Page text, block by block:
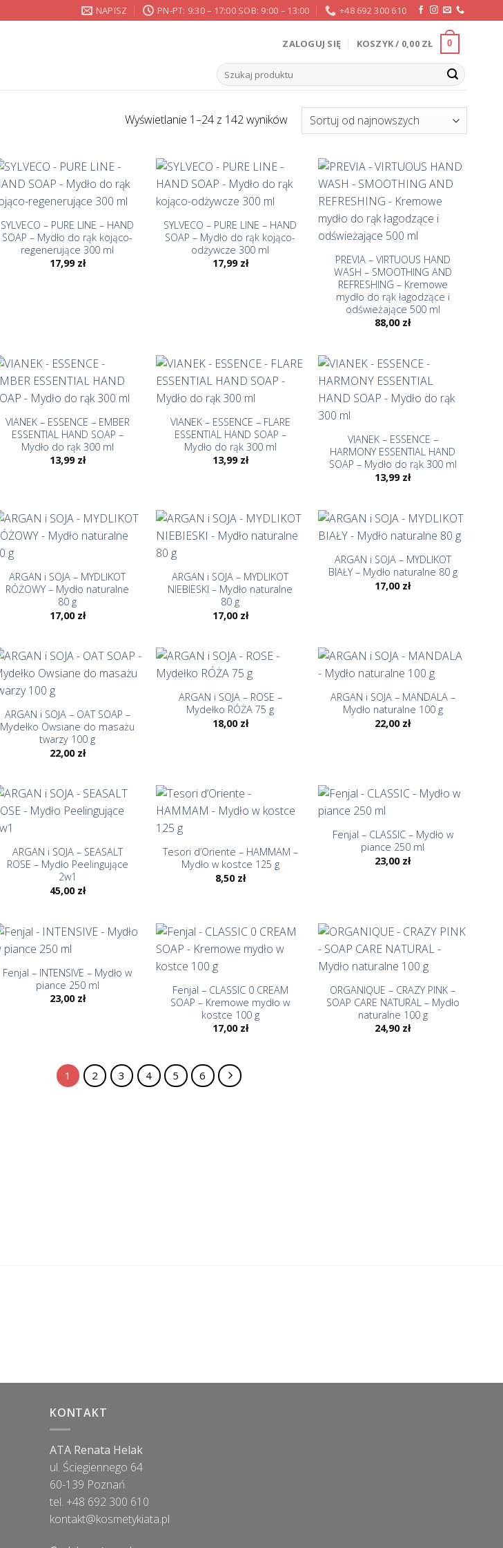
NAPISZ PN-PT: 9:30 – 17:00 SOB: 9:00 – 13:00 +48 692 300 610
ZALOGUJ SIĘ KOSZYK / 0,00 ZŁ 0
Szukaj:
Wyświetlanie 1–24 z 142 wyników
SYLVECO – PURE LINE – HAND
SOAP – Mydło do rąk kojąco-
regenerujące 300 ml
17,99 zł
SYLVECO – PURE LINE – HAND
SOAP – Mydło do rąk kojąco-
odżywcze 300 ml
17,99 zł
+
PREVIA – VIRTUOUS HAND
WASH – SMOOTHING AND
REFRESHING – Kremowe
mydło do rąk łagodzące i
odświeżające 500 ml
88,00 zł
+
VIANEK – ESSENCE – EMBER
ESSENTIAL HAND SOAP –
Mydło do rąk 300 ml
13,99 zł
+
VIANEK – ESSENCE – FLARE
ESSENTIAL HAND SOAP –
Mydło do rąk 300 ml
13,99 zł
+
VIANEK – ESSENCE –
HARMONY ESSENTIAL HAND
SOAP – Mydło do rąk 300 ml
13,99 zł
ARGAN i SOJA – MYDLIKOT
RÓŻOWY – Mydło naturalne
80 g
17,00 zł
ARGAN i SOJA – MYDLIKOT
NIEBIESKI – Mydło naturalne
80 g
17,00 zł
+
ARGAN i SOJA – MYDLIKOT
BIAŁY – Mydło naturalne 80 g
17,00 zł
ARGAN i SOJA – OAT SOAP –
Mydełko Owsiane do masażu
twarzy 100 g
22,00 zł
+
ARGAN i SOJA – ROSE –
Mydełko RÓŻA 75 g
18,00 zł
ARGAN i SOJA – MANDALA –
Mydło naturalne 100 g
22,00 zł
+
ARGAN i SOJA – SEASALT
ROSE – Mydło Peelingujące
2w1
45,00 zł
+
Tesori d’Oriente – HAMMAM –
Mydło w kostce 125 g
8,50 zł
Fenjal – CLASSIC – Mydło w
piance 250 ml
23,00 zł
+
Fenjal – INTENSIVE – Mydło w
piance 250 ml
23,00 zł
+
Fenjal – CLASSIC 0 CREAM
SOAP – Kremowe mydło w
kostce 100 g
17,00 zł
+
ORGANIQUE – CRAZY PINK –
SOAP CARE NATURAL – Mydło
naturalne 100 g
24,90 zł
1 2 3 4 5 6
KONTAKT
ATA Renata Helak
ul. Ściegiennego 64
60-139 Poznań
tel. +48 692 300 610
kontakt@kosmetykiata.pl